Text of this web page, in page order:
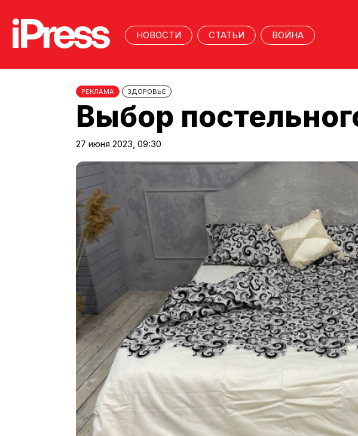
НОВОСТИ СТАТЬИ ВОЙНА
РЕКЛАМА ЗДОРОВЬЕ
Выбор
27 июня 2023, 09:30